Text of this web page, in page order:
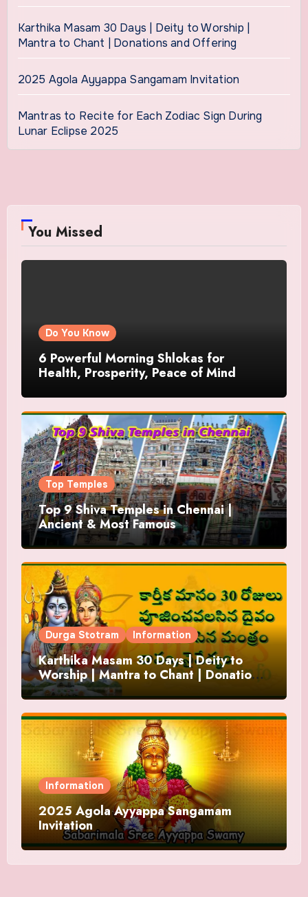
Karthika Masam 30 Days | Deity to Worship |
Mantra to Chant | Donations and Offering
2025 Agola Ayyappa Sangamam Invitation
Mantras to Recite for Each Zodiac Sign During
Lunar Eclipse 2025
You Missed
Do You Know
6 Powerful Morning Shlokas for
Health, Prosperity, Peace of Mind
Top Temples
Top 9 Shiva Temples in Chennai |
Ancient & Most Famous
Durga Stotram Information
Karthika Masam 30 Days | Deity to
Worship | Mantra to Chant | Donations
and Offering
Information
2025 Agola Ayyappa Sangamam
Invitation